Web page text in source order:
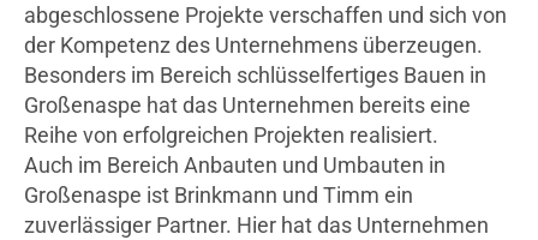
abgeschlossene Projekte verschaffen und sich von
der Kompetenz des Unternehmens überzeugen.
Besonders im Bereich schlüsselfertiges Bauen in
Großenaspe hat das Unternehmen bereits eine
Reihe von erfolgreichen Projekten realisiert.
Auch im Bereich Anbauten und Umbauten in
Großenaspe ist Brinkmann und Timm ein
zuverlässiger Partner. Hier hat das Unternehmen